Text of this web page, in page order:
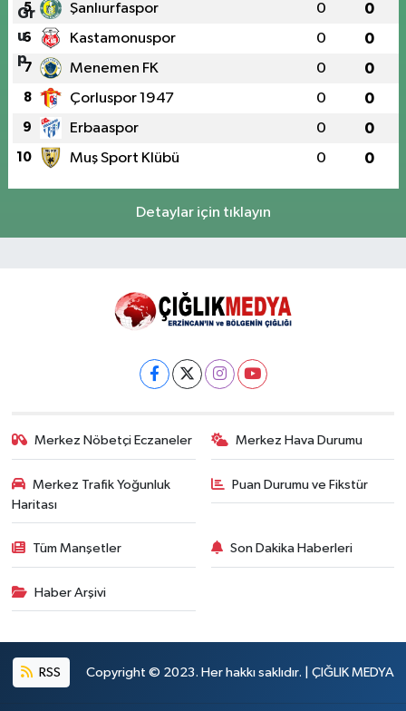
5 Şanlıurfaspor 0 0
6 Kastamonuspor 0 0
7 Menemen FK 0 0
8 Çorluspor 1947 0 0
9 Erbaaspor 0 0
10 Muş Sport Klübü 0 0
Detaylar için tıklayın
Merkez Nöbetçi Eczaneler Merkez Hava Durumu
Merkez Trafik Yoğunluk
Haritası
Puan Durumu ve Fikstür
Tüm Manşetler Son Dakika Haberleri
Haber Arşivi
RSS Copyright © 2023. Her hakkı saklıdır. | ÇIĞLIK MEDYA